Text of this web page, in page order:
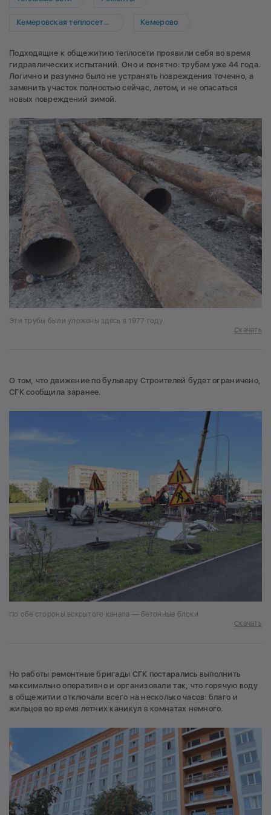
Кемеровская теплосетевая компания Кемерово
Подходящие к общежитию теплосети проявили себя во время
гидравлических испытаний. Оно и понятно: трубам уже 44 года.
Логично и разумно было не устранять повреждения точечно, а
заменить участок полностью сейчас, летом, и не опасаться
новых повреждений зимой.
Эти трубы были уложены здесь в 1977 году
Скачать
О том, что движение по бульвару Строителей будет ограничено,
СГК сообщила заранее.
По обе стороны вскрытого канала — бетонные блоки
Скачать
Но работы ремонтные бригады СГК постарались выполнить
максимально оперативно и организовали так, что горячую воду
в общежитии отключали всего на несколько часов: благо и
жильцов во время летних каникул в комнатах немного.